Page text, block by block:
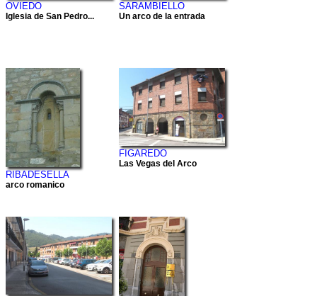
OVIEDO
Iglesia de San Pedro...
SARAMBIELLO
Un arco de la entrada
RIBADESELLA
arco romanico
FIGAREDO
Las Vegas del Arco